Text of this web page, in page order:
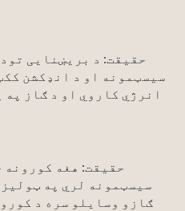
حقیقت: د بریښنایی
حقیقت: هغه کورونه
ګازو وسایلو سره د